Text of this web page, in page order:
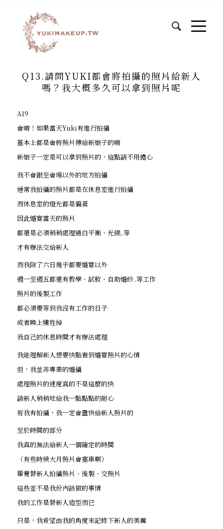
Q13.請問YUKI都會將拍攝的照片給新人
嗎？我大概多久可以拿到照片呢
A19
會唷！如果當天Yuki有進行拍攝
基本上都是會將照片傳給新娘子的唷
新娘子一定是可以拿到照片的，這點請不用擔心
我不會跟至會場以外的地方拍攝
通常我拍攝的照片都是在休息室進行拍攝
而休息室的燈光都是偏黃
因此婚宴當天的照片
都還是必須稍稍處理過白平衡、光線..等
才有辦法交給新人
而我除了六日幾乎都要婚宴以外
週一至週五都還有教學、試妝、自助婚紗..等工作
照片的後製工作
都必須要等到我沒有工作的日子
或者晚上犧牲掉
我自己的休息時間才有辦法處理
我能理解新人想要快點看到婚宴照片的心情
但，我並非專業的婚攝
處理照片的速度真的不是這麼的快
請新人稍稍地給我一點點點的耐心
若我有拍攝，我一定會盡快給新人照片的
至於時間的部分
我真的無法給新人一個確定的時間
（有些時候大月照片會塞車啊）
畢竟替新人拍攝照片、後製、交照片
這些並不是我份內該做的事情
我的工作是替新人造型而已
只是，我希望由我的角度來記錄下新人的美麗